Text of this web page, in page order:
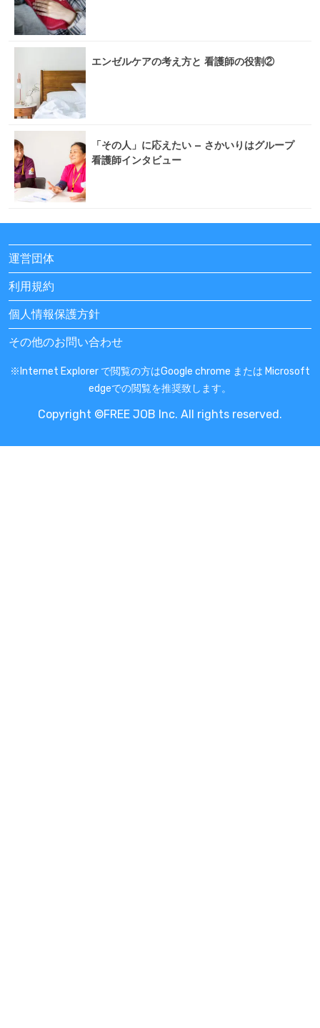
エンゼルケアの考え方と 看護師の役割②
「その人」に応えたい – さかいりはグループ
看護師インタビュー
運営団体
利用規約
個人情報保護方針
その他のお問い合わせ
※Internet Explorer で閲覧の方はGoogle chrome または Microsoft
edgeでの閲覧を推奨致します。
Copyright ©FREE JOB Inc. All rights reserved.